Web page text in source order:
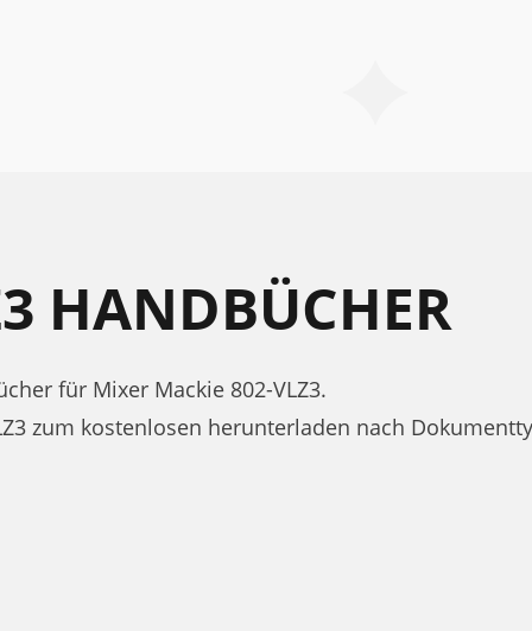
HANDBÜCHER
für Mixer Mackie 802-VLZ3.
zum kostenlosen herunterladen nach